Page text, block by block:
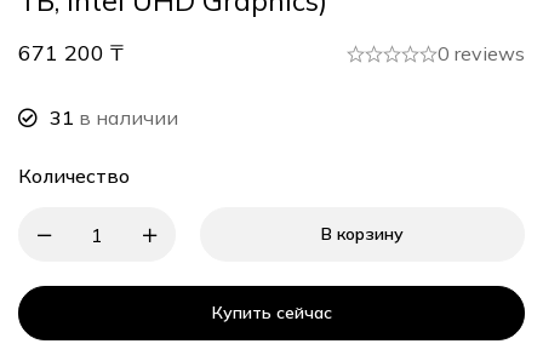
671 200 ₸ 0 reviews
31 в наличии
Количество
В корзину
Купить сейчас